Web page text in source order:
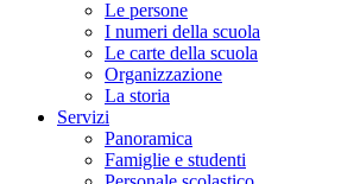
Le persone
I numeri della scuola
Le carte della scuola
Organizzazione
La storia
Servizi
Panoramica
Famiglie e studenti